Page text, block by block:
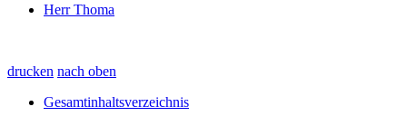
Herr Thoma
drucken nach oben
Gesamtinhaltsverzeichnis